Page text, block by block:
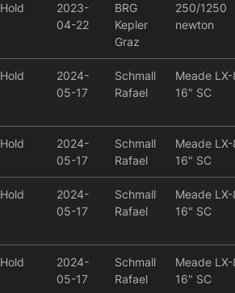
Hold
2023-
04-22
BRG
Kepler
Graz
250/1250
newton
Hold
2024-
05-17
Schmall
Rafael
Meade
16" SC
Hold
2024-
05-17
Schmall
Rafael
Meade
16" SC
Hold
2024-
05-17
Schmall
Rafael
Meade
16" SC
Hold
2024-
05-17
Schmall
Rafael
Meade
16" SC